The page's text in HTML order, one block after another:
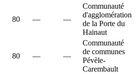
80 — —
Communauté
d'agglomération
de la Porte du
Hainaut
80 — —
Communauté
de communes
Pévèle-
Carembault